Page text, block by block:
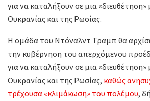
για να καταλήξουν σε μια
Ουκρανίας και της Ρωσίας.
Η ομάδα του Ντόναλντ Τραμπ θα
την κυβέρνηση του απερχόμενου
για να καταλήξουν σε μια
Ουκρανίας και της Ρωσίας, καθώς
τρέχουσα «κλιμάκωση» του πολέμου,